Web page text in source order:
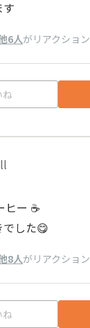
す
6人がリアクション
ね
ヒー ☕
した😋
8人がリアクション
ね